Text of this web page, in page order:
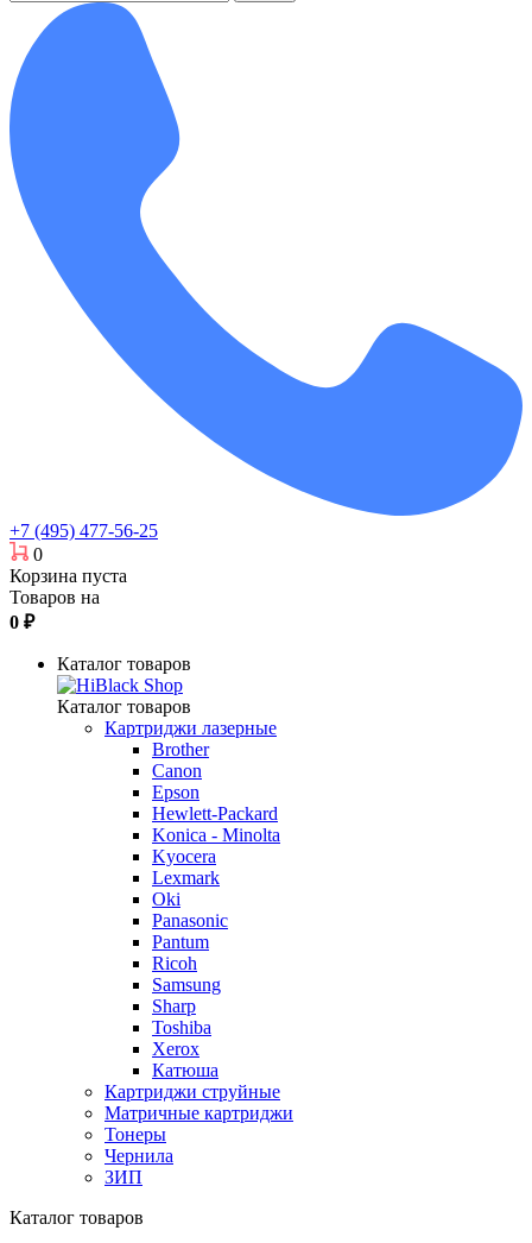
+7 (495) 477-56-25
0
Корзина пуста
Товаров на
0 ₽
Каталог товаров
Каталог товаров
Картриджи лазерные
Brother
Canon
Epson
Hewlett-Packard
Konica - Minolta
Kyocera
Lexmark
Oki
Panasonic
Pantum
Ricoh
Samsung
Sharp
Toshiba
Xerox
Катюша
Картриджи струйные
Матричные картриджи
Тонеры
Чернила
ЗИП
Каталог товаров